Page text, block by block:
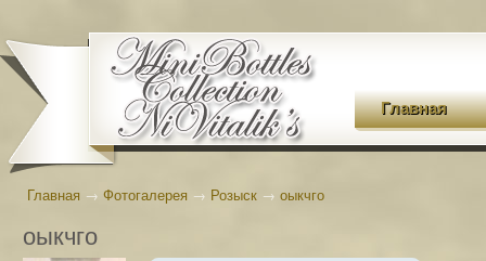
Главная
Главная → Фотогалерея → Розыск → оыкчго
оыкчго